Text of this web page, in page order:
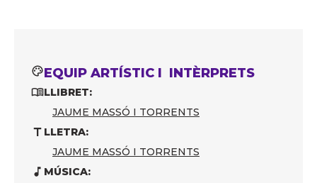
EQUIP ARTÍSTIC I INTÈRPRETS
LLIBRET:
JAUME MASSÓ I TORRENTS
LLETRA:
JAUME MASSÓ I TORRENTS
MÚSICA: